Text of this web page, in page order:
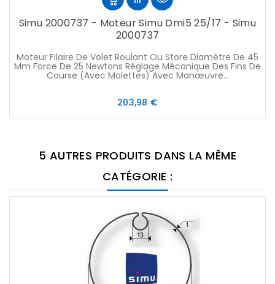
Simu 2000737 - Moteur Simu Dmi5 25/17 - Simu
2000737
Moteur Filaire De Volet Roulant Ou Store Diamètre De 45
Mm Force De 25 Newtons Réglage Mécanique Des Fins De
Course (avec Molettes) Avec Manœuvre...
203,98 €Prix
5 AUTRES PRODUITS DANS LA MÊME
CATÉGORIE :